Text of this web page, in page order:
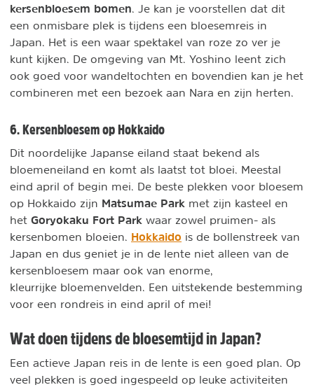
kersenbloesem bomen . Je kan je voorstellen dat dit
een onmisbare plek is tijdens een bloesemreis in
Japan. Het is een waar spektakel van roze zo ver je
kunt kijken. De omgeving van Mt. Yoshino leent zich
ook goed voor wandeltochten en bovendien kan je het
combineren met een bezoek aan Nara en zijn herten.
6. Kersenbloesem op Hokkaido
Dit noordelijke Japanse eiland staat bekend als
bloemeneiland en komt als laatst tot bloei. Meestal
eind april of begin mei. De beste plekken voor bloesem
op Hokkaido zijn Matsumae Park met zijn kasteel en
het Goryokaku Fort Park waar zowel pruimen- als
kersenbomen bloeien. Hokkaido is de bollenstreek van
Japan en dus geniet je in de lente niet alleen van de
kersenbloesem maar ook van enorme,
kleurrijke bloemenvelden. Een uitstekende bestemming
voor een rondreis in eind april of mei!
Wat doen tijdens de bloesemtijd in Japan?
Een actieve Japan reis in de lente is een goed plan. Op
veel plekken is goed ingespeeld op leuke activiteiten